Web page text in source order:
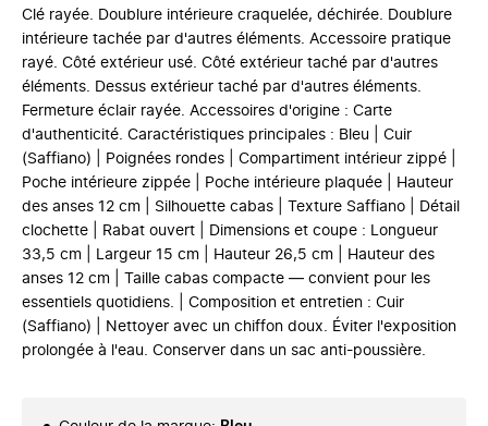
Clé rayée. Doublure intérieure craquelée, déchirée. Doublure
intérieure tachée par d'autres éléments. Accessoire pratique
rayé. Côté extérieur usé. Côté extérieur taché par d'autres
éléments. Dessus extérieur taché par d'autres éléments.
Fermeture éclair rayée. Accessoires d'origine : Carte
d'authenticité. Caractéristiques principales : Bleu | Cuir
(Saffiano) | Poignées rondes | Compartiment intérieur zippé |
Poche intérieure zippée | Poche intérieure plaquée | Hauteur
des anses 12 cm | Silhouette cabas | Texture Saffiano | Détail
clochette | Rabat ouvert | Dimensions et coupe : Longueur
33,5 cm | Largeur 15 cm | Hauteur 26,5 cm | Hauteur des
anses 12 cm | Taille cabas compacte — convient pour les
essentiels quotidiens. | Composition et entretien : Cuir
(Saffiano) | Nettoyer avec un chiffon doux. Éviter l'exposition
prolongée à l'eau. Conserver dans un sac anti-poussière.